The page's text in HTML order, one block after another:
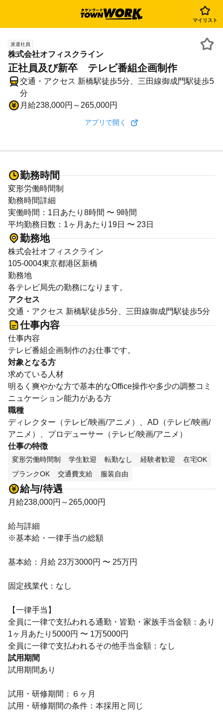
マイリスト
派遣社員
株式会社オフィスクライン
正社員及び新卒 テレビ番組企画制作
交通・アクセス 新橋駅徒歩5分、三田線御成門駅徒歩5
分
月給238,000円～265,000円
アプリで開く
勤務時間
変形労働時間制
勤務時間詳細
実働時間：1日あたり8時間 〜 9時間
平均勤務日数：1ヶ月あたり19日 〜 23日
勤務地
株式会社オフィスクライン
105-0004東京都港区新橋
勤務地
各テレビ局先の勤務になります。
アクセス
交通・アクセス 新橋駅徒歩5分、三田線御成門駅徒歩5分
仕事内容
仕事内容
テレビ番組企画制作のお仕事です。
対象となる方
求めている人材
明るく爽やかな方で基本的なOffice操作や多少の調整コミ
ニュケーション能力がある方
職種
ディレクター（テレビ/映画/アニメ）、AD（テレビ/映画/
アニメ）、プロデューサー（テレビ/映画/アニメ）
仕事の特徴
変形労働時間制 学生歓迎 転勤なし 経験者歓迎
在宅OK
ブランクOK
交通費支給 服装自由
給与/待遇
月給238,000円～265,000円
給与詳細
※基本給・一律手当の総額
基本給：月給 23万3000円 〜 25万円
固定残業代：なし
【一律手当】
全員に一律で支払われる通勤・皆勤・家族手当金額：あり
1ヶ月あたり5000円 〜 1万5000円
全員に一律で支払われるその他手当金額：なし
試用期間
試用期間あり
試用・研修期間：６ヶ月